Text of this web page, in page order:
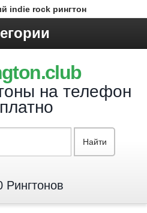
indie rock рингтон
на телефон
Найти